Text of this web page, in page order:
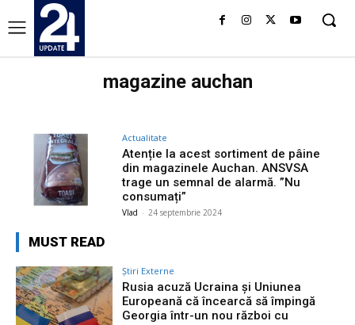
magazine auchan
Actualitate
Atenție la acest sortiment de pâine
din magazinele Auchan. ANSVSA
trage un semnal de alarmă. ”Nu
consumați”
Vlad - 24 septembrie 2024
MUST READ
Știri Externe
Rusia acuză Ucraina și Uniunea
Europeană că încearcă să împingă
Georgia într-un nou război cu